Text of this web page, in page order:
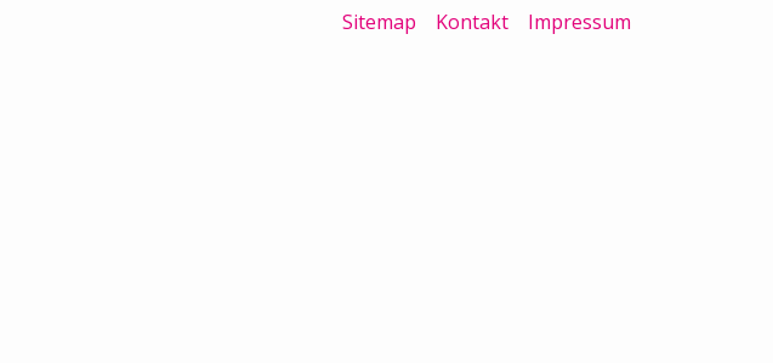
Sitemap Kontakt Impressum